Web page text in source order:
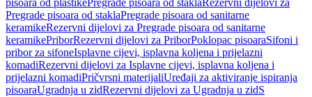
pisoara od plastikePregrade pisoara od staklaRezervni dijelovi za
Pregrade pisoara od staklaPregrade pisoara od sanitarne
keramikeRezervni dijelovi za Pregrade pisoara od sanitarne
keramikePriborRezervni dijelovi za PriborPoklopac pisoaraSifoni i
pribor za sifoneIsplavne cijevi, isplavna koljena i prijelazni
komadiRezervni dijelovi za Isplavne cijevi, isplavna koljena i
prijelazni komadiPričvrsni materijaliUređaji za aktiviranje ispiranja
pisoaraUgradnja u zidRezervni dijelovi za Ugradnja u zidS